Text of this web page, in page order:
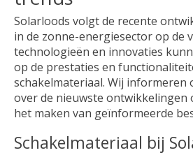
Solarloods volgt de recente
in de zonne-energiesector op de
technologieën en innovaties
op de prestaties en
schakelmateriaal. Wij informeren
over de nieuwste ontwikkelingen
het maken van geïnformeerde
Schakelmateriaal bij